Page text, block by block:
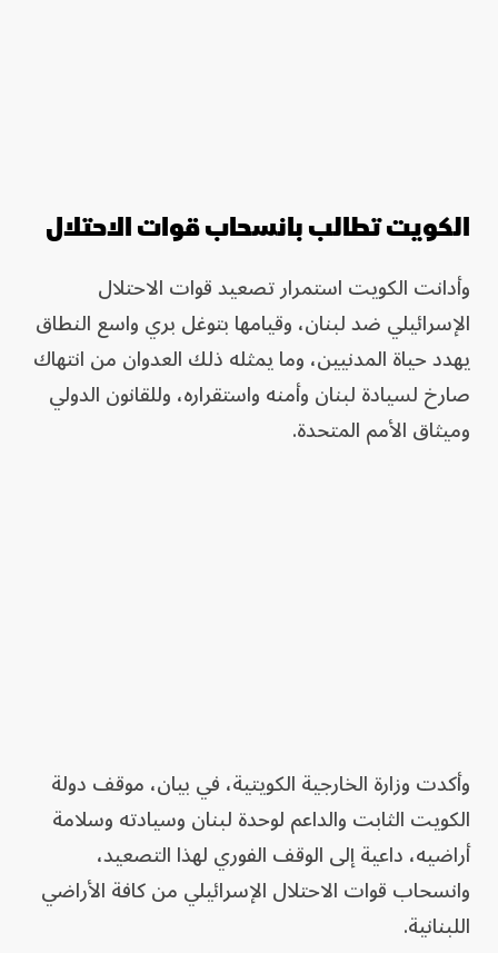
الكويت تطالب بانسحاب قوات الاحتلال
وأدانت الكويت استمرار تصعيد قوات الاحتلال
الإسرائيلي ضد لبنان، وقيامها بتوغل بري واسع النطاق
يهدد حياة المدنيين، وما يمثله ذلك العدوان من انتهاك
صارخ لسيادة لبنان وأمنه واستقراره، وللقانون الدولي
وميثاق الأمم المتحدة.
وأكدت وزارة الخارجية الكويتية، في بيان، موقف دولة
الكويت الثابت والداعم لوحدة لبنان وسيادته وسلامة
أراضيه، داعية إلى الوقف الفوري لهذا التصعيد،
وانسحاب قوات الاحتلال الإسرائيلي من كافة الأراضي
اللبنانية.